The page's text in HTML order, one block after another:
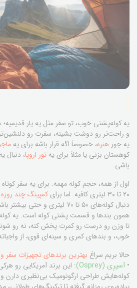
یه کوله‌پشتی خوب، تو سفر مثل یه یار قدیمیه؛
و راحت‌تر رو دوشت بشینه، سفرت رو دلنشین‌تر
یه جور هنره، خصوصاً اگه قرار باشه برای یه
کوهستان بزنی یا مثلاً برای یه تور اروپا، دنبال
باشی.
اول از همه، حجم کوله مهمه. برای یه سفر
۲۰ تا ۳۰ لیتری کافیه. اما برای
کمپینگ چند روزه
دنبال کوله‌های ۵۰ تا ۷۰ لیتری
همون بندها و قسمت پشتی کوله است. یه کوله
تا وزن رو درست رو کمرت پخش کنه، نه رو
خوب، و بندهای کمری و سینه‌ای قوی، از
حالا بریم سراغ بهترین برندهای تجهیزات سفر
•آسپرِی (Osprey)
: این برند آمریکایی رو
کوله‌هایش طراحی ارگونومیک بی‌نظیری دارن و